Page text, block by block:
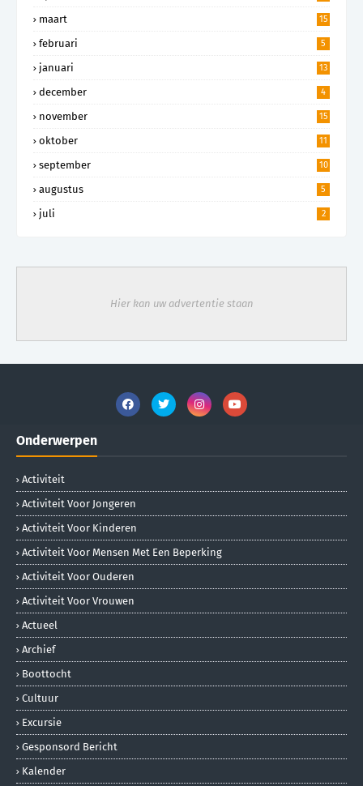
maart 15
februari 5
januari 13
december 4
november 15
oktober 11
september 10
augustus 5
juli 2
Hier kan uw advertentie staan
Onderwerpen
Activiteit
Activiteit Voor Jongeren
Activiteit Voor Kinderen
Activiteit Voor Mensen Met Een Beperking
Activiteit Voor Ouderen
Activiteit Voor Vrouwen
Actueel
Archief
Boottocht
Cultuur
Excursie
Gesponsord Bericht
Kalender